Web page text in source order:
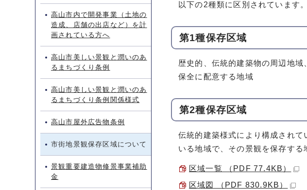
以下の2種類に区別されています。
第1種保存区域
歴史的、伝統的建築物の周辺地
保全に配意する地域
第2種保存区域
伝統的建築様式により構成され
いる地域で、その景観を保存する
区域一覧 （PDF 77.4KB）
区域図 （PDF 830.9KB）
高山市内で開発事業（土地の
造成、店舗の出店など）を計
画されている方へ
高山市美しい景観と潤いのあ
るまちづくり条例
高山市美しい景観と潤いのあ
るまちづくり条例関係様式
高山市屋外広告物条例
市街地景観保存区域について
景観重要建造物修景事業補助
金